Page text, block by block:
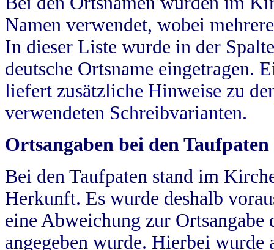
Namen verwendet, wobei
In dieser Liste wurde in der
deutsche Ortsname eingetragen.
liefert zusätzliche Hinweise zu
verwendeten Schreibvarianten.
Ortsangaben bei den Taufpaten
Bei den Taufpaten stand im
Herkunft. Es wurde deshalb
eine Abweichung zur
angegeben wurde. Hierbei wurde